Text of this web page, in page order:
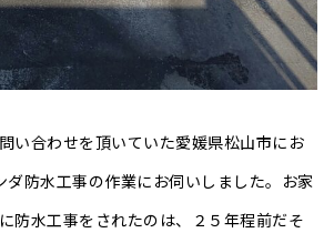
い合わせを頂いていた愛媛県松山市にお
防水工事の作業にお伺いしました。 お家
防水工事をされたのは、２５年程前だそ